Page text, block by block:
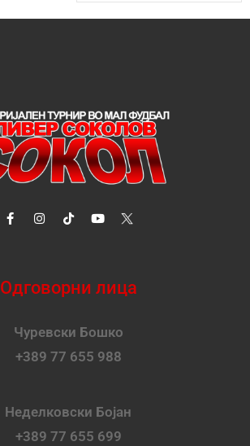
Одговорни лица
Чуревски Бошко
+389 77 655 988
Неделковски Бојан
+389 77 655 699